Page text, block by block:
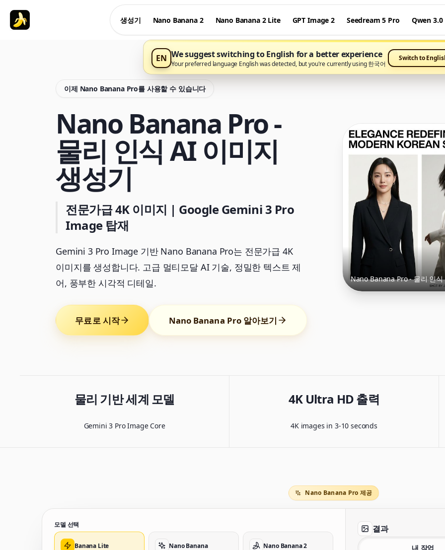
생성기 Nano Banana 2 Nano Banana 2 Lite GPT Image 2 Seedream 5 Pro Qwen 3.0
EN We suggest switching to English for a better experience
Your preferred language English was detected, but you're currently using 한국어
Switch to
이제 Nano Banana Pro를 사용할 수 있습니다
Nano Banana Pro -
물리 인식 AI 이미지
생성기
전문가급 4K 이미지 | Google Gemini 3 Pro
Image 탑재
Gemini 3 Pro Image 기반 Nano Banana Pro는 전문가급 4K
이미지를 생성합니다. 고급 멀티모달 AI 기술, 정밀한 텍스트 제
어, 풍부한 시각적 디테일.
무료로 시작 Nano Banana Pro 알아보기
Nano Banana Pro - 물리 인
물리 기반 세계 모델
Gemini 3 Pro Image Core
4K Ultra HD 출력
4K images in 3-10 seconds
Nano Banana Pro 제공
모델 선택
Banana Lite Nano Banana Nano Banana 2
결과
내 작업